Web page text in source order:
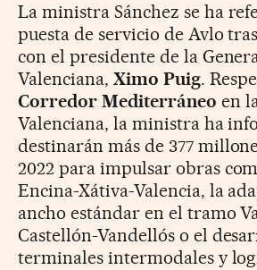
La ministra Sánchez se ha
puesta de servicio de Avlo
con el presidente de la
Valenciana, Ximo Puig.
Corredor Mediterráneo en
Valenciana, la ministra ha
destinarán más de 377
2022 para impulsar obras
Encina-Xátiva-Valencia, la
ancho estándar en el tramo
Castellón-Vandellós o el
terminales intermodales y